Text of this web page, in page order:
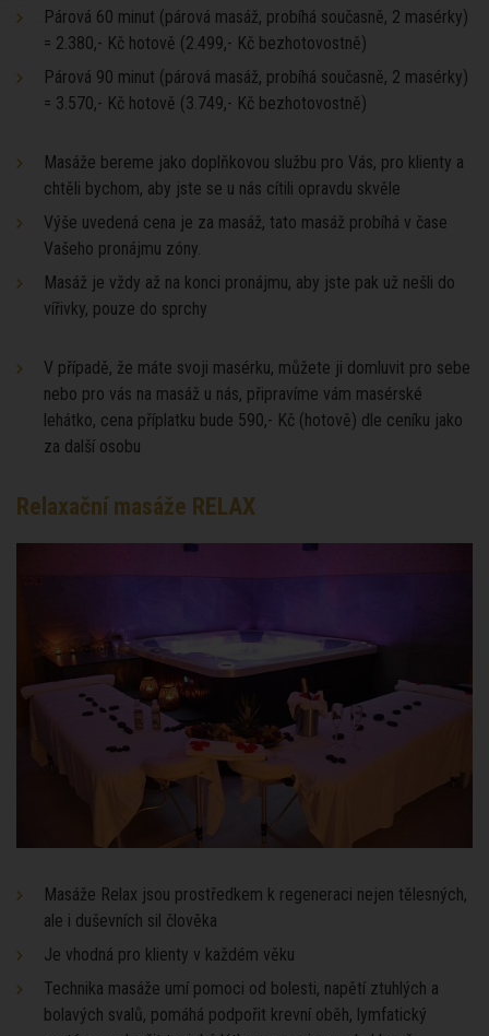
Párová 60 minut (párová masáž, probíhá současně, 2 masérky)
= 2.380,- Kč hotově (2.499,- Kč bezhotovostně)
Párová 90 minut (párová masáž, probíhá současně, 2 masérky)
= 3.570,- Kč hotově (3.749,- Kč bezhotovostně)
Masáže bereme jako doplňkovou službu pro Vás, pro klienty a
chtěli bychom, aby jste se u nás cítili opravdu skvěle
Výše uvedená cena je za masáž, tato masáž probíhá v čase
Vašeho pronájmu zóny.
Masáž je vždy až na konci pronájmu, aby jste pak už nešli do
vířivky, pouze do sprchy
V případě, že máte svoji masérku, můžete ji domluvit pro sebe
nebo pro vás na masáž u nás, připravíme vám masérské
lehátko, cena příplatku bude 590,- Kč (hotově) dle ceníku jako
za další osobu
Relaxační masáže RELAX
Masáže Relax jsou prostředkem k regeneraci nejen tělesných,
ale i duševních sil člověka
Je vhodná pro klienty v každém věku
Technika masáže umí pomoci od bolesti, napětí ztuhlých a
bolavých svalů, pomáhá podpořit krevní oběh, lymfatický